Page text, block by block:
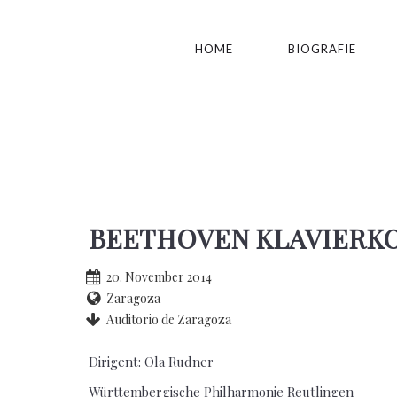
HOME BIOGRAFIE
BEETHOVEN
20. November 2014
Zaragoza
Auditorio de Zaragoza
Dirigent: Ola Rudner
Württembergische Philharmonie Reutlingen